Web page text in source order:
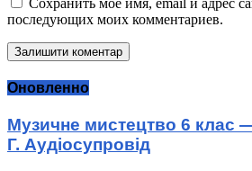
Сохранить моё имя, email и адрес
последующих моих комментариев.
Оновленно
Музичне мистецтво 6 клас
Г. Аудіосупровід